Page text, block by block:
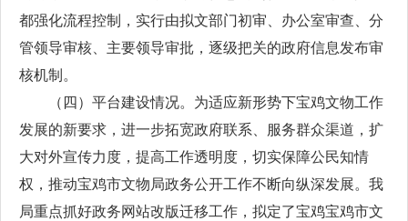
都强化流程控制，实行由拟文部门初审、办公室审查、分
管领导审核、主要领导审批，逐级把关的政府信息发布审
核机制。
（四）平台建设情况。为适应新形势下宝鸡文物工作
发展的新要求，进一步拓宽政府联系、服务群众渠道，扩
大对外宣传力度，提高工作透明度，切实保障公民知情
权，推动宝鸡市文物局政务公开工作不断向纵深发展。我
局重点抓好政务网站改版迁移工作，拟定了宝鸡宝鸡市文